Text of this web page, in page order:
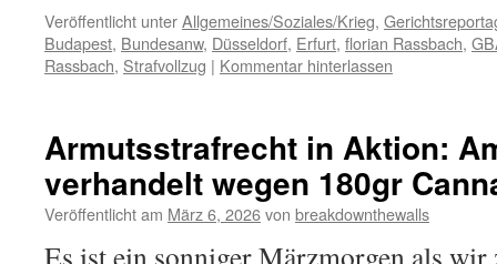
Veröffentlicht unterAllgemeines/Soziales/Krieg,
Budapest, Bundesanw, Düsseldorf, Erfurt, florian Rassbach,
Rassbach, Strafvollzug | Kommentar hinterlassen
Armutsstrafrecht in Aktion:
verhandelt wegen 180gr
Veröffentlicht am März 6, 2026von breakdownthewalls
Es ist ein sonniger Märzmorgen als wir